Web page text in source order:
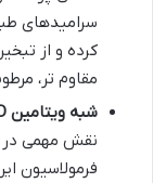
سرامیدهای
کرده و از
مقاوم تر،
شبه ویتامین D (در لیپوزوم های اورسولیک اسید):
نقش مهمی در